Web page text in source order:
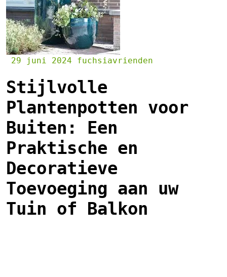
29 juni 2024 fuchsiavrienden
Stijlvolle
Plantenpotten voor
Buiten: Een
Praktische en
Decoratieve
Toevoeging aan uw
Tuin of Balkon